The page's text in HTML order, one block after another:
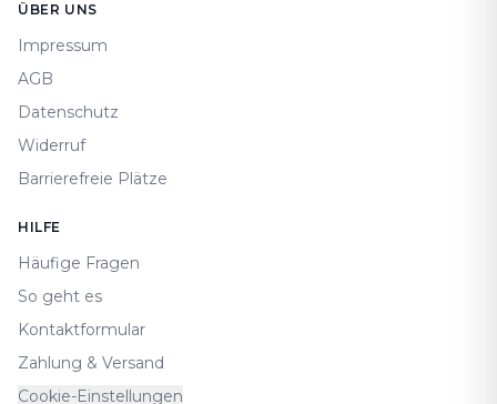
ÜBER UNS
Impressum
AGB
Datenschutz
Widerruf
Barrierefreie Plätze
HILFE
Häufige Fragen
So geht es
Kontaktformular
Zahlung & Versand
Cookie-Einstellungen